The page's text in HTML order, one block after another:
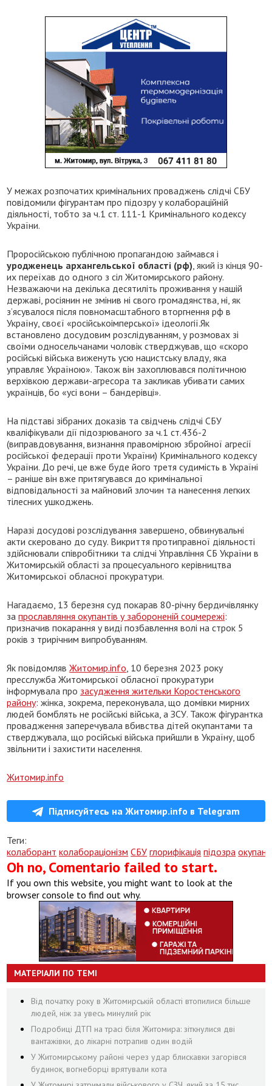
У межах розпочатих кримінальних проваджень слідчі СБУ
повідомили фігурантам про підозру у колабораційній
діяльності, тобто за ч.1 ст. 111-1 Кримінального кодексу
України.
Проросійською публічною пропагандою займався і
уродженець архангельської області (рф) , який із кінця 90-
их переїхав до одного з сіл Житомирського району.
Незважаючи на декілька десятиліть проживання у нашій
державі, росіянин не змінив ні свого громадянства, ні, як
з’ясувалося після повномасштабного вторгнення рф в
Україну, своєї «російськоімперської» ідеології.Як
встановлено досудовим розслідуванням, у розмовах зі
своїми односельчанами чоловік стверджував, що «скоро
російські війська виженуть усю нацистську владу, яка
управляє Україною». Також він захоплювався політичною
верхівкою держави-агресора та закликав убивати самих
українців, бо «усі вони – бандерівці».
На підставі зібраних доказів та свідчень слідчі СБУ
кваліфікували дії підозрюваного за ч.1 ст.436-2
(виправдовування, визнання правомірною збройної агресії
російської федерації проти України) Кримінального кодексу
України. До речі, це вже буде його третя судимість в Україні
– раніше він вже притягувався до кримінальної
відповідальності за майновий злочин та нанесення легких
тілесних ушкоджень.
Наразі досудові розслідування завершено, обвинувальні
акти скеровано до суду. Викриття протиправної діяльності
здійснювали співробітники та слідчі Управління СБ України в
Житомирській області за процесуального керівництва
Житомирської обласної прокуратури.
Нагадаємо, 13 березня суд покарав 80-річну бердичівлянку
запрославляння окупантів у забороненій соцмережі:
призначив покарання у виді позбавлення волі на строк 5
років з трирічним випробуванням.
Як повідомлявЖитомир.info , 10 березня 2023 року
пресслужба Житомирської обласної прокуратури
інформувала про засудження жительки Коростенського
району: жінка, зокрема, переконувала, що домівки мирних
людей бомблять не російські війська, а ЗСУ. Також фігурантка
провадження заперечувала вбивства дітей окупантами та
стверджувала, що російські війська прийшли в Україну, щоб
звільнити і захистити населення.
Житомир.info
Підписуйтесь на Житомир.info в Telegram
Теги:
колаборант колабораціонізм СБУ глорифікація підозра окупант
Oh no, Comentario failed to start.
If you own this website, you might want to look at the
browser console to find out why.
МАТЕРІАЛИ ПО ТЕМІ
Від початку року в Житомирській області втопилися більше
людей, ніж за увесь минулий рік
Подробиці ДТП на трасі біля Житомира: зіткнулися дві
вантажівки, до лікарні потрапив один водій
У Житомирському районі через удар блискавки загорівся
будинок, вогнеборці врятували кота